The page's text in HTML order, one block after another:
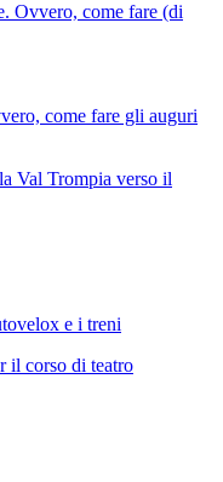
Ovvero, come fare (di
come fare gli auguri
Val Trompia verso il
e i treni
il corso di teatro